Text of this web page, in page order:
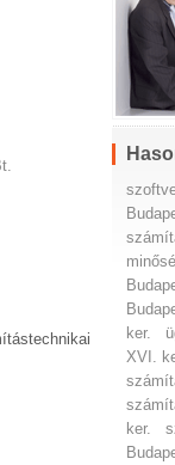
ker.
XVI.
ker.